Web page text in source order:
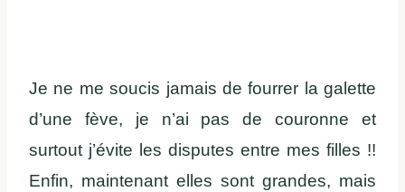
Je ne me soucis jamais de fourrer la galette
d’une fève, je n’ai pas de couronne et
surtout j’évite les disputes entre mes filles !!
Enfin, maintenant elles sont grandes, mais